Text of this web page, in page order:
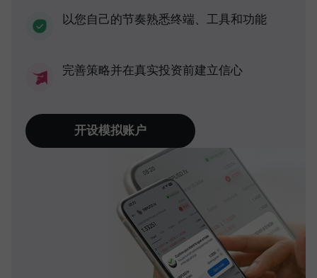
以您自己的节奏熟悉终端、工具和功能
完善策略并在真实投资前建立信心
开设模拟账户